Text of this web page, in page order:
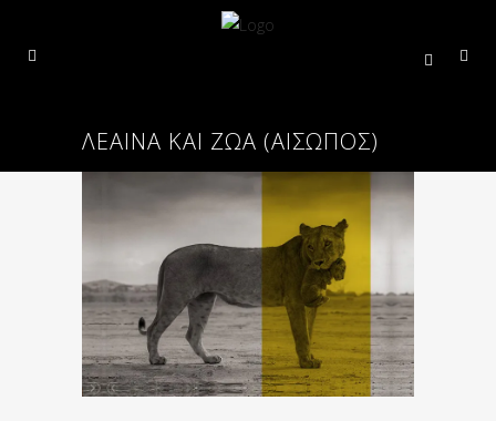
ΛΈΑΙΝΑ ΚΑΙ ΖΏΑ (ΑΙΣΩΠΟΣ)